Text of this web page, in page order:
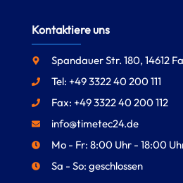
Kontaktiere uns
Spandauer Str. 180, 14612
Tel: +49 3322 40 200 111
Fax: +49 3322 40 200 112
info@timetec24.de
Mo - Fr: 8:00 Uhr - 18:00
Sa - So: geschlossen